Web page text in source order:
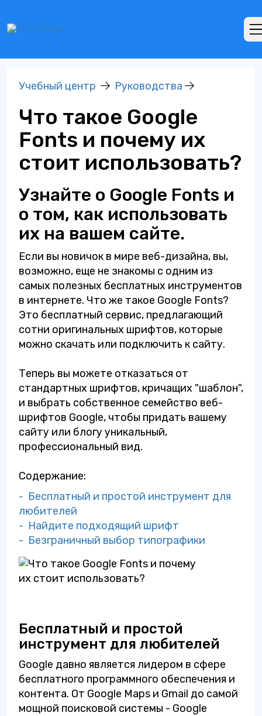
Учебный центр Руководства
Что такое Google
Fonts и почему их
стоит использовать?
Узнайте о Google Fonts и
о том, как использовать
их на вашем сайте.
Если вы новичок в мире веб-дизайна, вы,
возможно, еще не знакомы с одним из
самых полезных бесплатных инструментов
в интернете. Что же такое Google Fonts?
Это бесплатный сервис, предлагающий
сотни оригинальных шрифтов, которые
можно скачать или подключить к сайту.
Теперь вы можете отказаться от
стандартных шрифтов, кричащих "шаблон",
и выбрать собственное семейство веб-
шрифтов Google, чтобы придать вашему
сайту или блогу уникальный,
профессиональный вид.
Содержание:
- Бесплатный и простой инструмент для
любителей
- Найдите подходящий шрифт
- Безграничный выбор типографики
Бесплатный и простой
инструмент для любителей
Google давно является лидером в сфере
бесплатного программного обеспечения и
контента. От Google Maps и Gmail до самой
мощной поисковой системы - Google